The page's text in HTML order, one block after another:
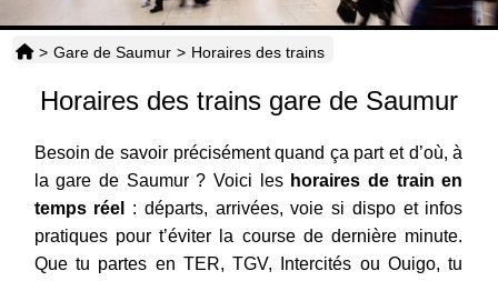
Horaires
> Gare de Saumur > Horaires des trains
Horaires des trains gare de Saumur
Besoin de savoir précisément quand ça part et d’où, à
la gare de Saumur ? Voici les horaires de train en
temps réel
: départs, arrivées, voie si dispo et infos
pratiques pour t’éviter la course de dernière minute.
Que tu partes en TER, TGV, Intercités ou Ouigo, tu